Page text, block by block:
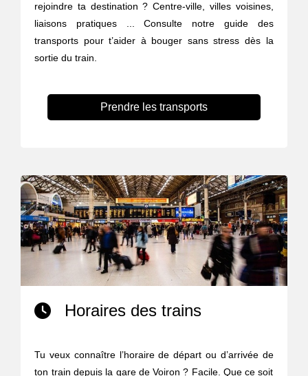
rejoindre ta destination ? Centre-ville, villes voisines,
liaisons pratiques ... Consulte notre guide des
transports pour t’aider à bouger sans stress dès la
sortie du train.
Prendre les transports
Horaires des trains
Tu veux connaître l’horaire de départ ou d’arrivée de
ton train depuis la gare de Voiron ? Facile. Que ce soit